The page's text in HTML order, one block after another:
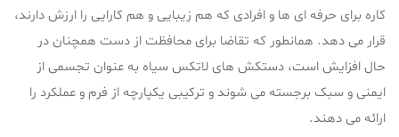
کاره برای حرفه ای ها و افرادی که هم زیبایی و هم کارایی را ارزش دارند،
قرار می دهد. همانطور که تقاضا برای محافظت از دست همچنان در
حال افزایش است، دستکش های لاتکس سیاه به عنوان تجسمی از
ایمنی و سبک برجسته می شوند و ترکیبی یکپارچه از فرم و عملکرد را
ارائه می دهند.